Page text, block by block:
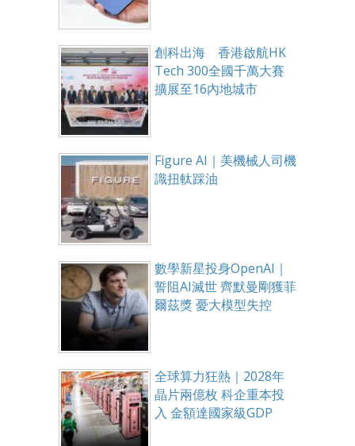
創科出海 香港啟航HK
Tech 300全國千萬大賽
擴展至16內地城市
Figure AI｜美機械人司機
識扭軚踩油
數學新星投身OpenAI｜
誓阻AI滅世 齊默曼剛獲菲
爾茲獎 憂大模型失控
全球算力狂熱｜2028年
晶片兩億枚 科企重本投
入 金額達國家級GDP